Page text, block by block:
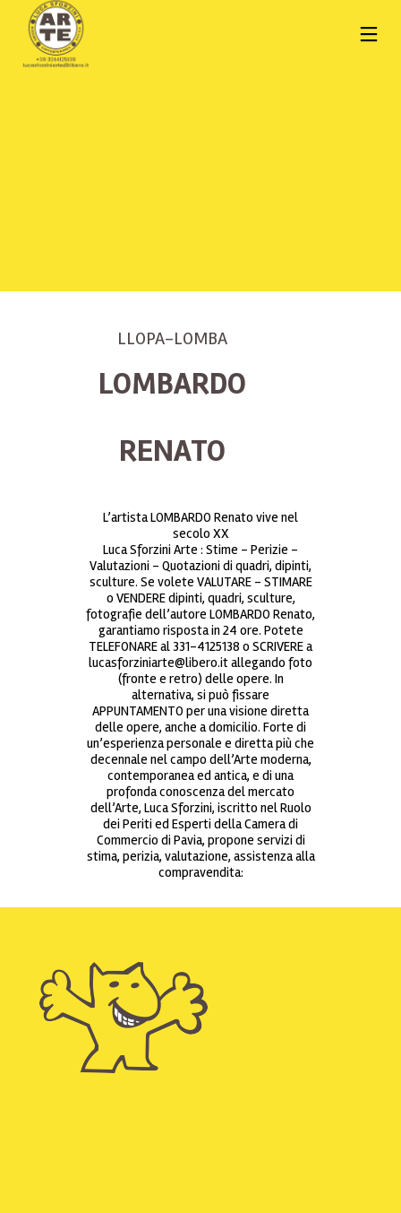
LLOPA-LOMBA
LOMBARDO
RENATO
L’artista LOMBARDO Renato vive nel
secolo XX
Luca Sforzini Arte : Stime – Perizie –
Valutazioni – Quotazioni di quadri, dipinti,
sculture. Se volete VALUTARE – STIMARE
o VENDERE dipinti, quadri, sculture,
fotografie dell’autore LOMBARDO Renato,
garantiamo risposta in 24 ore. Potete
TELEFONARE al 331-4125138 o SCRIVERE a
lucasforziniarte@libero.it allegando foto
(fronte e retro) delle opere. In
alternativa, si può fissare
APPUNTAMENTO per una visione diretta
delle opere, anche a domicilio. Forte di
un’esperienza personale e diretta più che
decennale nel campo dell’Arte moderna,
contemporanea ed antica, e di una
profonda conoscenza del mercato
dell’Arte, Luca Sforzini, iscritto nel Ruolo
dei Periti ed Esperti della Camera di
Commercio di Pavia, propone servizi di
stima, perizia, valutazione, assistenza alla
compravendita: